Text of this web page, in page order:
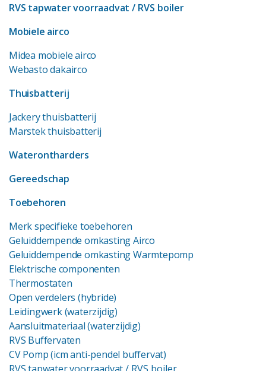
RVS tapwater voorraadvat / RVS boiler
Mobiele airco
Midea mobiele airco
Webasto dakairco
Thuisbatterij
Jackery thuisbatterij
Marstek thuisbatterij
Waterontharders
Gereedschap
Toebehoren
Merk specifieke toebehoren
Geluiddempende omkasting Airco
Geluiddempende omkasting Warmtepomp
Elektrische componenten
Thermostaten
Open verdelers (hybride)
Leidingwerk (waterzijdig)
Aansluitmateriaal (waterzijdig)
RVS Buffervaten
CV Pomp (icm anti-pendel buffervat)